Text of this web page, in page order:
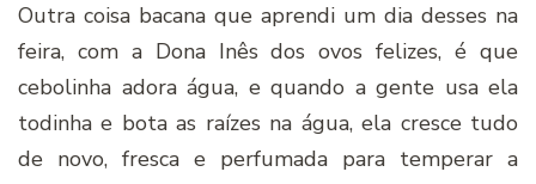
Outra coisa bacana que aprendi um dia desses na
feira, com a Dona Inês dos ovos felizes, é que
cebolinha adora água, e quando a gente usa ela
todinha e bota as raízes na água, ela cresce tudo
de novo, fresca e perfumada para temperar a